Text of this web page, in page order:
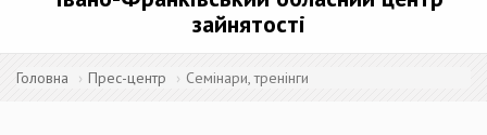
зайнятості
Головна Прес-центр Семінари, тренінги